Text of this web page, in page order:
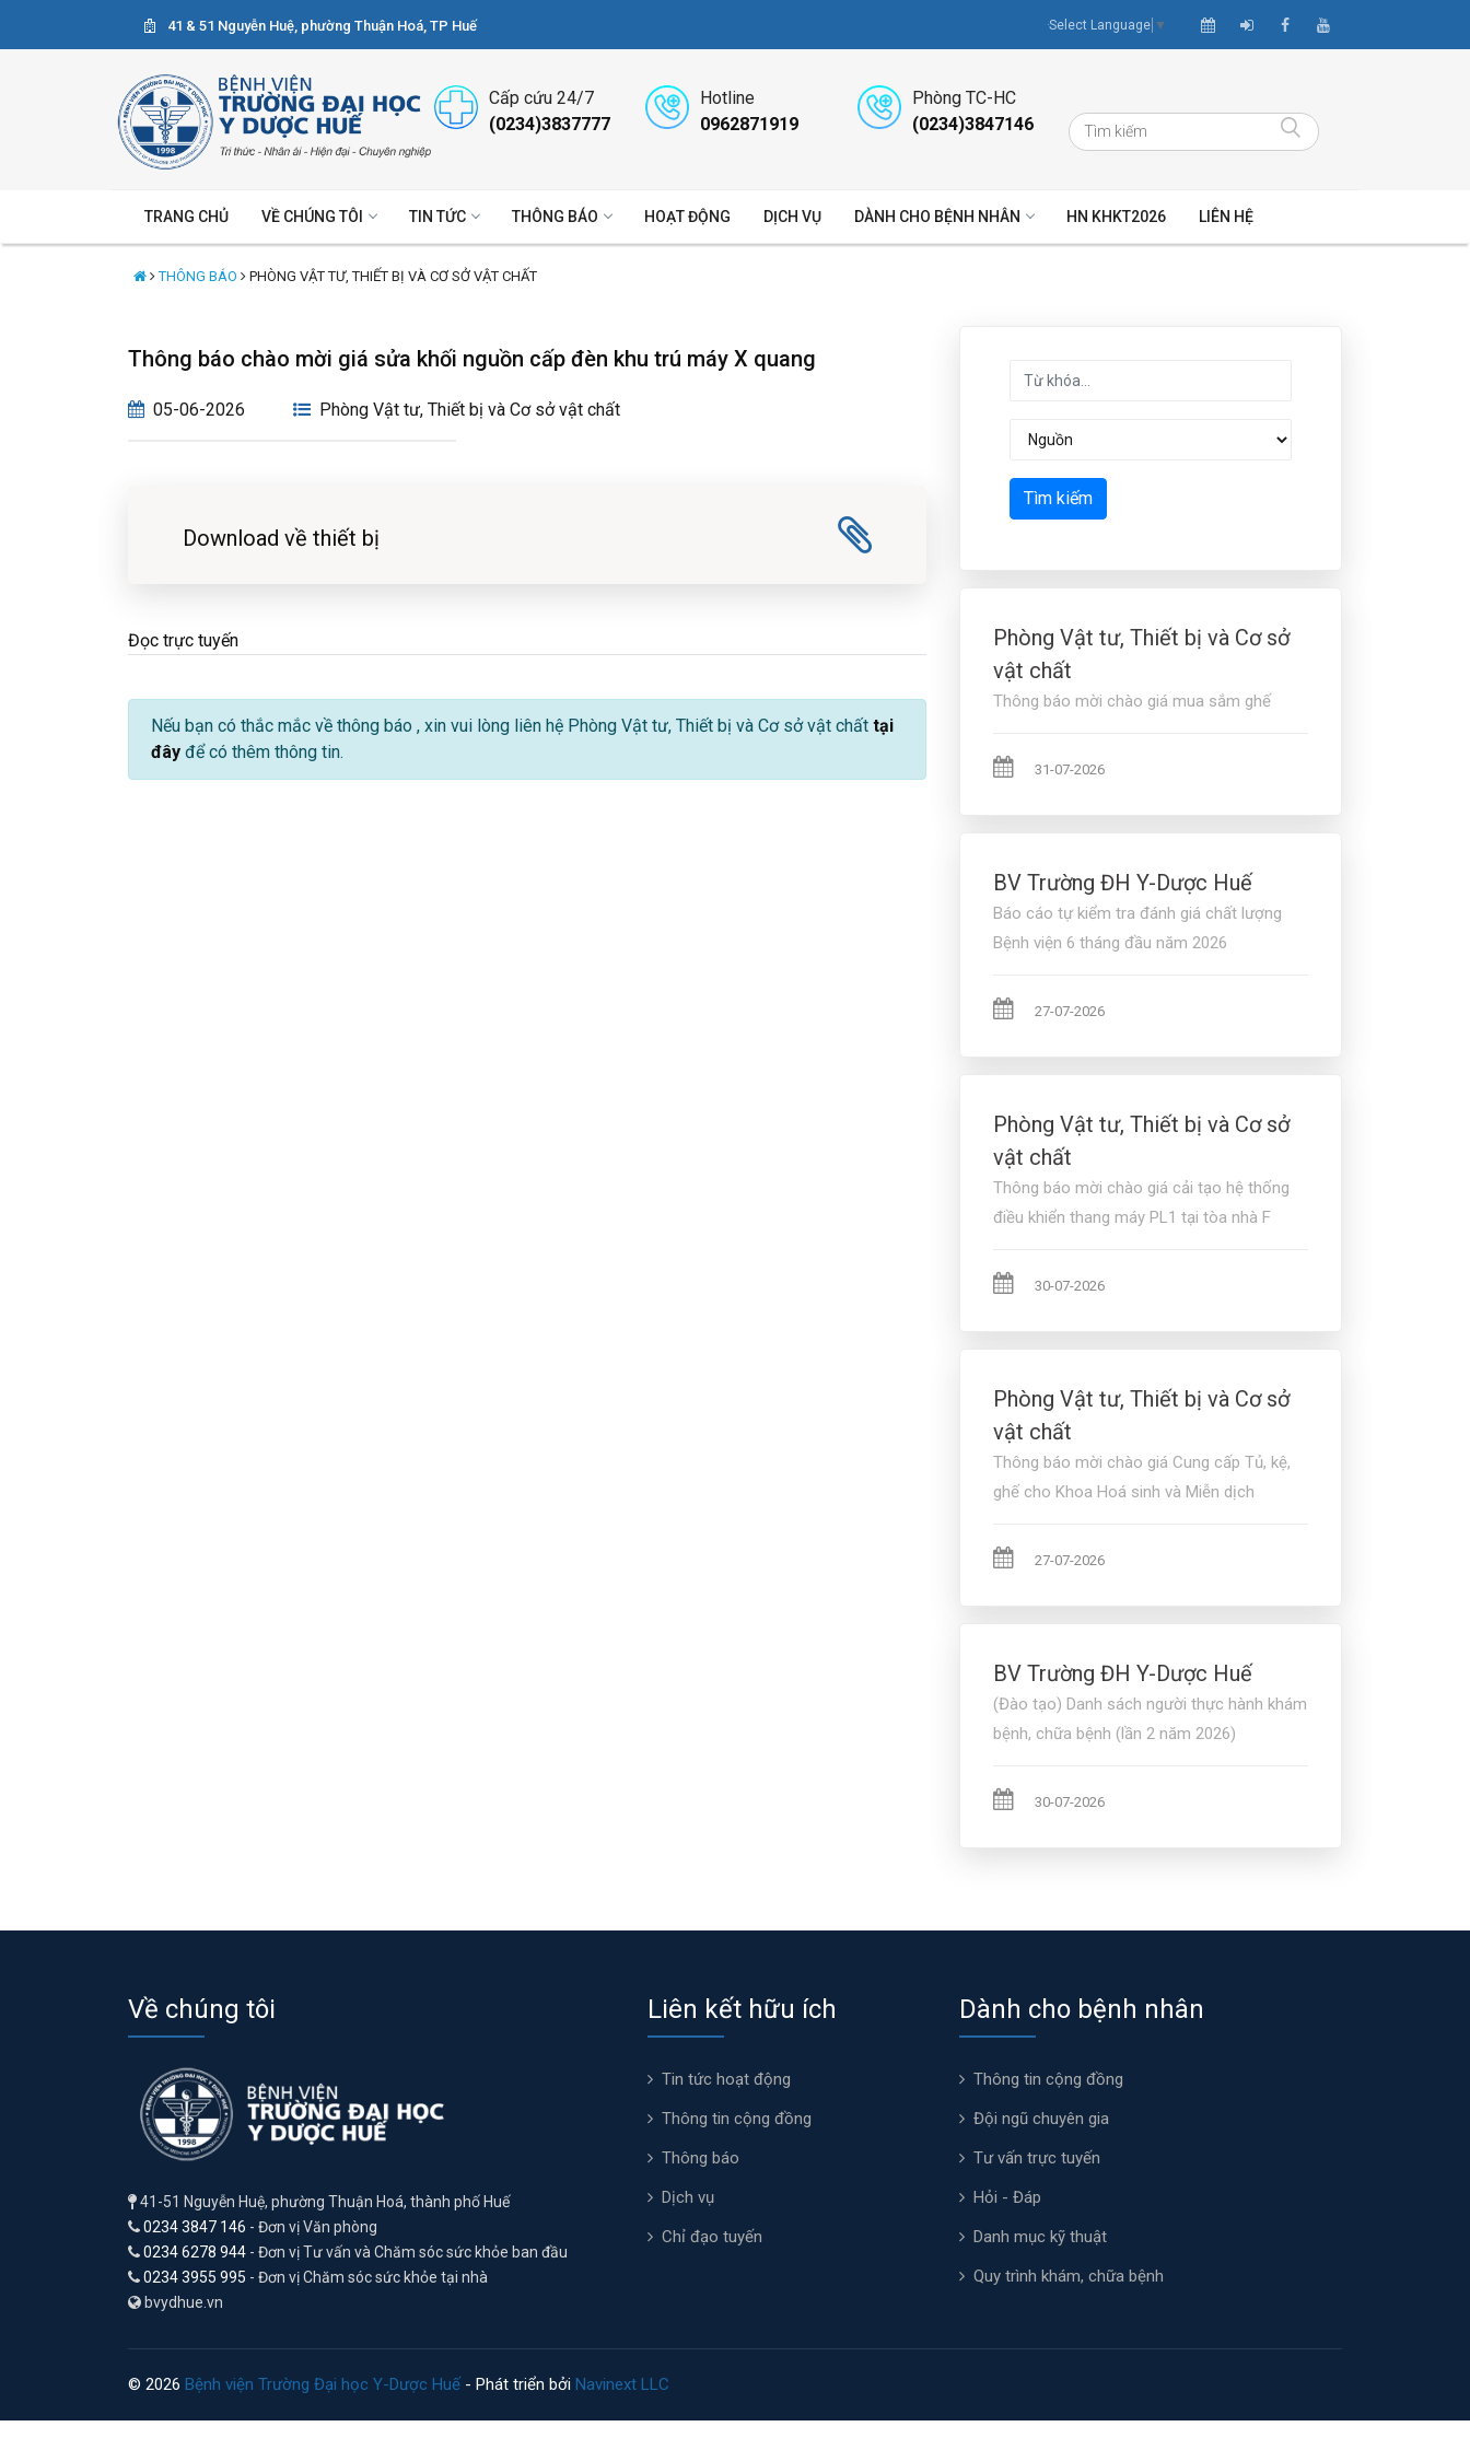
41 & 51 Nguyễn Huệ, phường Thuận Hoá, TP Huế Select Language ▼
Cấp cứu 24/7
(0234)3837777
Hotline
0962871919
Phòng TC-HC
(0234)3847146
TRANG CHỦ VỀ CHÚNG TÔI TIN TỨC THÔNG BÁO HOẠT ĐỘNG DỊCH VỤ DÀNH CHO BỆNH NHÂN HN KHKT2026 LIÊN HỆ
THÔNG BÁO PHÒNG VẬT TƯ, THIẾT BỊ VÀ CƠ SỞ VẬT CHẤT
Thông báo chào mời giá sửa khối nguồn cấp đèn khu trú máy X quang
05-06-2026 Phòng Vật tư, Thiết bị và Cơ sở vật chất
Download về thiết bị
Đọc trực tuyến
Nếu bạn có thắc mắc về thông báo , xin vui lòng liên hệ Phòng Vật tư, Thiết bị và Cơ sở vật chất tại
đây để có thêm thông tin.
Tìm kiếm
Phòng Vật tư, Thiết bị và Cơ sở
vật chất
Thông báo mời chào giá mua sắm ghế
31-07-2026
BV Trường ĐH Y-Dược Huế
Báo cáo tự kiểm tra đánh giá chất lượng
Bệnh viện 6 tháng đầu năm 2026
27-07-2026
Phòng Vật tư, Thiết bị và Cơ sở
vật chất
Thông báo mời chào giá cải tạo hệ thống
điều khiển thang máy PL1 tại tòa nhà F
30-07-2026
Phòng Vật tư, Thiết bị và Cơ sở
vật chất
Thông báo mời chào giá Cung cấp Tủ, kệ,
ghế cho Khoa Hoá sinh và Miễn dịch
27-07-2026
BV Trường ĐH Y-Dược Huế
(Đào tạo) Danh sách người thực hành khám
bệnh, chữa bệnh (lần 2 năm 2026)
30-07-2026
Về chúng tôi
41-51 Nguyễn Huệ, phường Thuận Hoá, thành phố Huế
0234 3847 146 - Đơn vị Văn phòng
0234 6278 944 - Đơn vị Tư vấn và Chăm sóc sức khỏe ban đầu
0234 3955 995 - Đơn vị Chăm sóc sức khỏe tại nhà
bvydhue.vn
Liên kết hữu ích
Tin tức hoạt động
Thông tin cộng đồng
Thông báo
Dịch vụ
Chỉ đạo tuyến
Dành cho bệnh nhân
Thông tin cộng đồng
Đội ngũ chuyên gia
Tư vấn trực tuyến
Hỏi - Đáp
Danh mục kỹ thuật
Quy trình khám, chữa bệnh
© 2026 Bệnh viện Trường Đại học Y-Dược Huế - Phát triển bởi Navinext LLC